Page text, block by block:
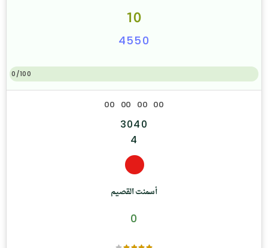
10
4550
0/100
أسمنت القصيم
0
00 00 00 00
3040
4